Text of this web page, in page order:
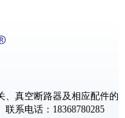
、真空断路器及相应配件的
系电话：18368780285